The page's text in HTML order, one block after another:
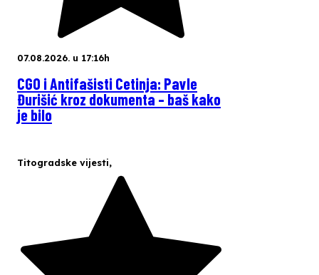
07.08.2026. u 17:16h
CGO i Antifašisti Cetinja: Pavle
Đurišić kroz dokumenta – baš kako
je bilo
Titogradske vijesti,